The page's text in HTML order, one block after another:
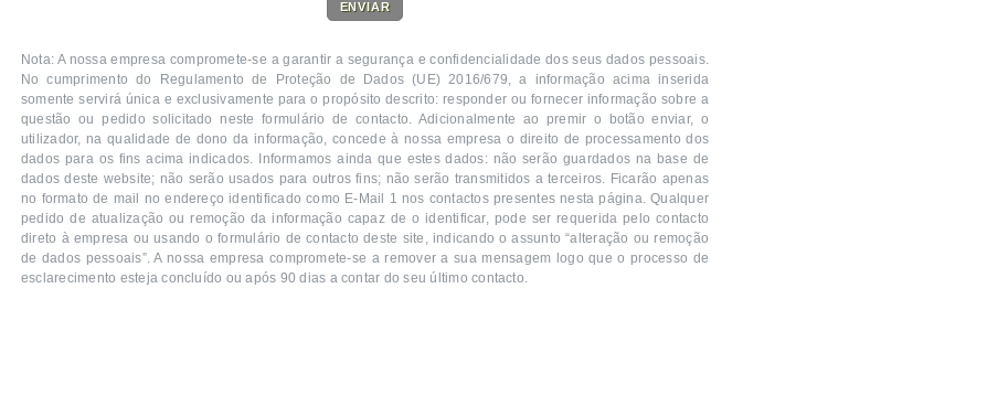
ENVIAR
Nota: A nossa empresa compromete-se a garantir a segurança e confidencialidade dos seus dados pessoais.
No cumprimento do Regulamento de Proteção de Dados (UE) 2016/679, a informação acima inserida
somente servirá única e exclusivamente para o propósito descrito: responder ou fornecer informação sobre a
questão ou pedido solicitado neste formulário de contacto. Adicionalmente ao premir o botão enviar, o
utilizador, na qualidade de dono da informação, concede à nossa empresa o direito de processamento dos
dados para os fins acima indicados. Informamos ainda que estes dados: não serão guardados na base de
dados deste website; não serão usados para outros fins; não serão transmitidos a terceiros. Ficarão apenas
no formato de mail no endereço identificado como E-Mail 1 nos contactos presentes nesta página. Qualquer
pedido de atualização ou remoção da informação capaz de o identificar, pode ser requerida pelo contacto
direto à empresa ou usando o formulário de contacto deste site, indicando o assunto “alteração ou remoção
de dados pessoais”. A nossa empresa compromete-se a remover a sua mensagem logo que o processo de
esclarecimento esteja concluído ou após 90 dias a contar do seu último contacto.